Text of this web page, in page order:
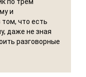
и
что есть
даже не зная
разговорные